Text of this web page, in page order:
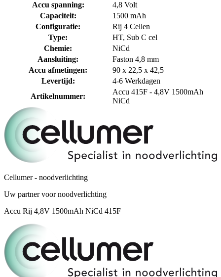
Accu spanning:
4,8 Volt
Capaciteit:
1500 mAh
Configuratie:
Rij 4 Cellen
Type:
HT, Sub C cel
Chemie:
NiCd
Aansluiting:
Faston 4,8 mm
Accu afmetingen:
90 x 22,5 x 42,5
Levertijd:
4-6 Werkdagen
Artikelnummer:
Accu 415F - 4,8V 1500mAh
NiCd
Cellumer - noodverlichting
Uw partner voor noodverlichting
Accu Rij 4,8V 1500mAh NiCd 415F